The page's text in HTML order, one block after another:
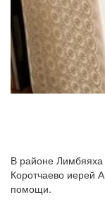
В районе Лимбяяха
Коротчаево иерей
помощи.